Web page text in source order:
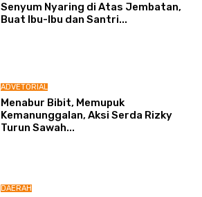
Senyum Nyaring di Atas Jembatan,
Buat Ibu-Ibu dan Santri...
ADVETORIAL
Menabur Bibit, Memupuk
Kemanunggalan, Aksi Serda Rizky
Turun Sawah...
DAERAH